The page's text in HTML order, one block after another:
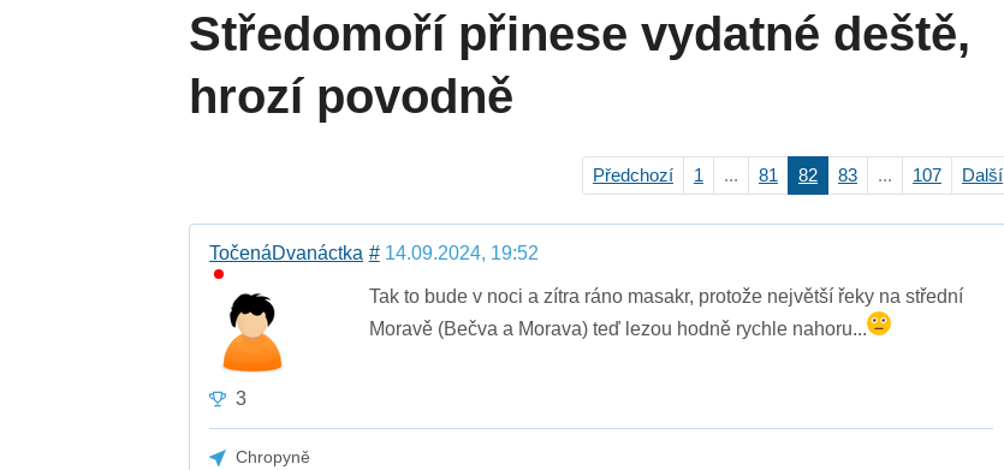
Středomoří přinese vydatné deště,
hrozí povodně
Předchozí 1 ... 81 82 83 ... 107 Další
TočenáDvanáctka
3
#14.09.2024, 19:52
Tak to bude v noci a zítra ráno masakr, protože největší řeky na střední
Moravě (Bečva a Morava) teď lezou hodně rychle nahoru...
Chropyně